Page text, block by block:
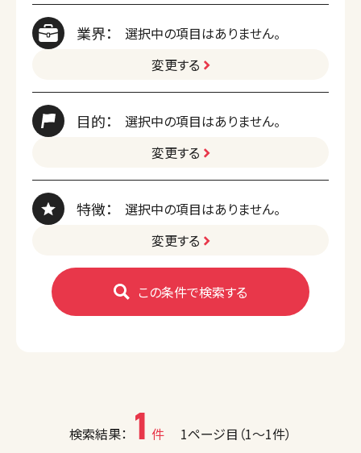
業界：
選択中の項目はありません。
変更する
目的：
選択中の項目はありません。
変更する
特徴：
選択中の項目はありません。
変更する
この条件で検索する
検索結果： 1 件 1ページ目（1〜1件）